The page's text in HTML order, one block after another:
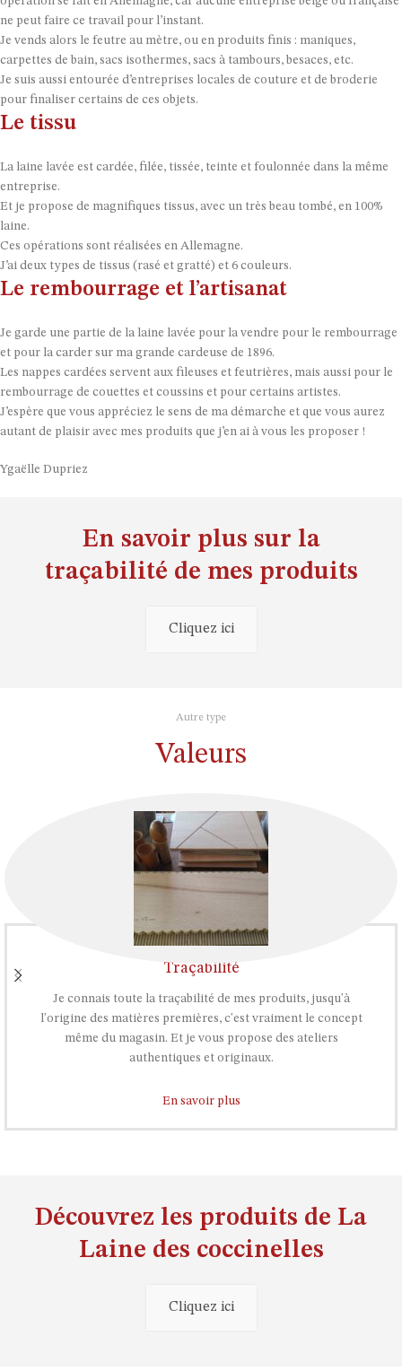
ne peut faire ce travail pour l’instant.
Je vends alors le feutre au mètre, ou en produits finis : maniques,
carpettes de bain, sacs isothermes, sacs à tambours, besaces, etc.
Je suis aussi entourée d’entreprises locales de couture et de broderie
pour finaliser certains de ces objets.
Le tissu
La laine lavée est cardée, filée, tissée, teinte et foulonnée dans la même
entreprise.
Et je propose de magnifiques tissus, avec un très beau tombé, en 100%
laine.
Ces opérations sont réalisées en Allemagne.
J’ai deux types de tissus (rasé et gratté) et 6 couleurs.
Le rembourrage et l’artisanat
Je garde une partie de la laine lavée pour la vendre pour le rembourrage
et pour la carder sur ma grande cardeuse de 1896.
Les nappes cardées servent aux fileuses et feutrières, mais aussi pour le
rembourrage de couettes et coussins et pour certains artistes.
J’espère que vous appréciez le sens de ma démarche et que vous aurez
autant de plaisir avec mes produits que j’en ai à vous les proposer !
Ygaëlle Dupriez
En savoir plus sur la
traçabilité de mes produits
Cliquez ici
Autre type
Valeurs
Traçabilité
Je connais toute la traçabilité de mes produits, jusqu'à
l'origine des matières premières, c'est vraiment le concept
même du magasin. Et je vous propose des ateliers
authentiques et originaux.
En savoir plus
Découvrez les produits de La
Laine des coccinelles
Cliquez ici